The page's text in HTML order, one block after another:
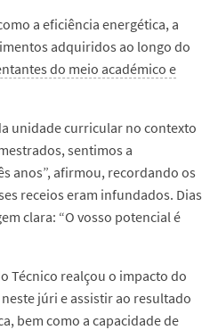
a eficiência energética, a
adquiridos ao longo do
do meio académico e
unidade curricular no contexto
sentimos a
anos”, afirmou, recordando os
receios eram infundados. Dias
clara: “O vosso potencial é
Técnico realçou o impacto do
júri e assistir ao resultado
bem como a capacidade de